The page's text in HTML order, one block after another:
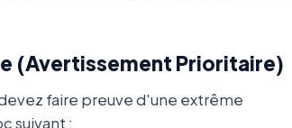
(Avertissement Prioritaire)
faire preuve d'une extrême
suivant :